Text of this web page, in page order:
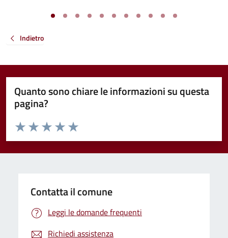
Indietro
Quanto sono chiare le informazioni su questa
pagina?
Valuta da 1 a 5 stelle la pagina
Valuta 5 stelle su 5
Valuta 4 stelle su 5
Valuta 3 stelle su 5
Valuta 2 stelle su 5
Valuta 1 stelle su 5
Contatta il comune
Leggi le domande frequenti
Richiedi assistenza